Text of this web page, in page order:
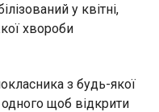
у квітні,
хвороби
з будь-якої
одного щоб відкрити